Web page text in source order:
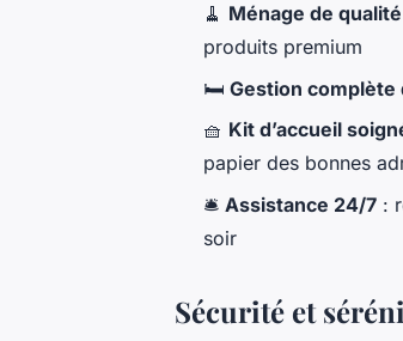
🧹 Ménage de
produits premium
🛏️ Gestion complète
🧺 Kit d’accueil
papier des bonnes
🛎️ Assistance 24/7 :
soir
Sécurité et